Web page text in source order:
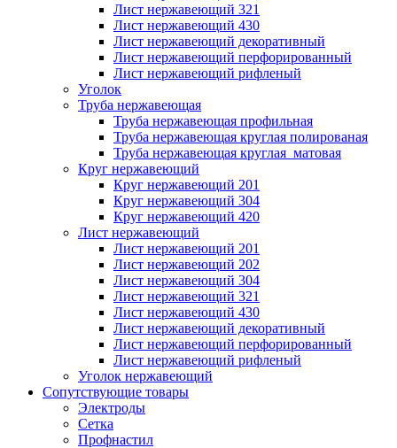
Лист нержавеющий 321
Лист нержавеющий 430
Лист нержавеющий декоративный
Лист нержавеющий перфорированный
Лист нержавеющий рифленый
Уголок
Труба нержавеющая
Труба нержавеющая профильная
Труба нержавеющая круглая полированая
Труба нержавеющая круглая матовая
Круг нержавеющий
Круг нержавеющий 201
Круг нержавеющий 304
Круг нержавеющий 420
Лист нержавеющий
Лист нержавеющий 201
Лист нержавеющий 202
Лист нержавеющий 304
Лист нержавеющий 321
Лист нержавеющий 430
Лист нержавеющий декоративный
Лист нержавеющий перфорированный
Лист нержавеющий рифленый
Уголок нержавеющий
Cопутствующие товары
Электроды
Сетка
Профнастил